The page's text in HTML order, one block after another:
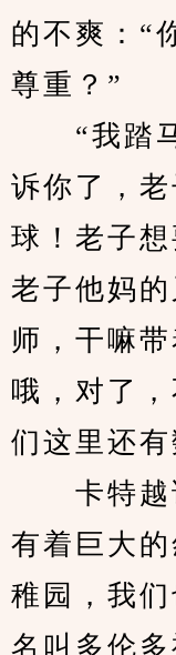
的不爽：“
尊重？”
“我踏马
诉你了，
球！老子想
老子他妈
师，干嘛
哦，对了
们这里还
卡特越
有着巨大
稚园，我
名叫多伦